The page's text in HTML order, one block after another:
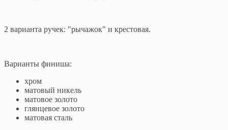
2 варианта ручек: "рычажок" и крестовая.
Варианты финиша:
хром
матовый никель
матовое золото
глянцевое золото
матовая сталь